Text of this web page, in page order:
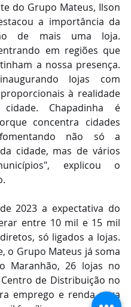
do Grupo Mateus, Ilson
a importância da
de mais uma loja.
em regiões que
a nossa presença.
lojas com
à realidade
Chapadinha é
concentra cidades
não só a
cidade, mas de vários
explicou o
2023 a expectativa do
entre 10 mil e 15 mil
só ligados a lojas.
o Grupo Mateus já soma
Maranhão, 26 lojas no
de Distribuição no
emprego e renda para